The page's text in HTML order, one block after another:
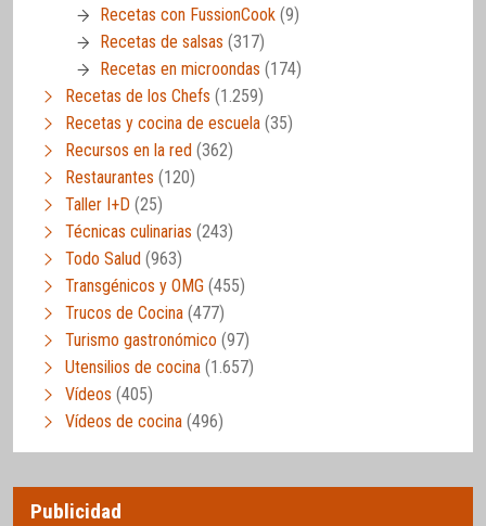
Recetas con FussionCook (9)
Recetas de salsas (317)
Recetas en microondas (174)
Recetas de los Chefs (1.259)
Recetas y cocina de escuela (35)
Recursos en la red (362)
Restaurantes (120)
Taller I+D (25)
Técnicas culinarias (243)
Todo Salud (963)
Transgénicos y OMG (455)
Trucos de Cocina (477)
Turismo gastronómico (97)
Utensilios de cocina (1.657)
Vídeos (405)
Vídeos de cocina (496)
Publicidad